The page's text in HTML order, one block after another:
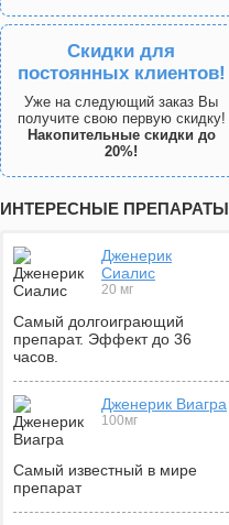
Скидки для
постоянных клиентов!
Уже на следующий заказ Вы
получите свою первую скидку!
Накопительные скидки до
20%!
ИНТЕРЕСНЫЕ ПРЕПАРАТЫ
Дженерик
Сиалис
20 мг
Самый долгоиграющий
препарат. Эффект до 36
часов.
Дженерик Виагра
100мг
Самый известный в мире
препарат